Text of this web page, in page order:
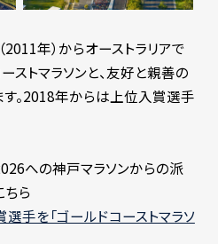
年）からオーストラリアで
ストマラソンと、友好と親善の
。2018年からは上位入賞選手
への神戸マラソンからの派
ら
手を「ゴールドコーストマラソ